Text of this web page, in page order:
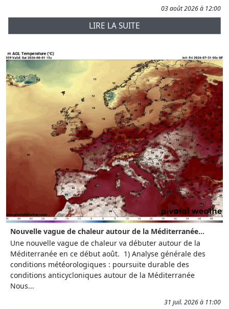
03 août 2026 à 12:00
LIRE LA SUITE
Nouvelle vague de chaleur autour de la Méditerranée...
Une nouvelle vague de chaleur va débuter autour de la
Méditerranée en ce début août. 1) Analyse générale des
conditions météorologiques : poursuite durable des
conditions anticycloniques autour de la Méditerranée
Nous...
31 juil. 2026 à 11:00